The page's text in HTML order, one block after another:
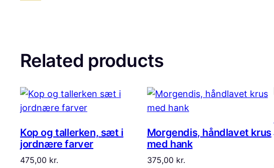
Related products
Kop og tallerken, sæt i
jordnære farver
475,00 kr.
Morgendis, håndlavet krus
med hank
375,00 kr.